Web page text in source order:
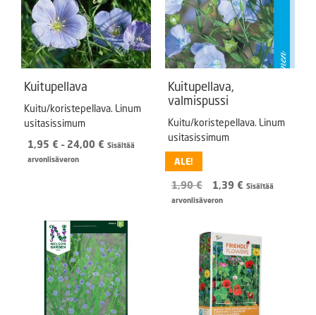
Kuitupellava
Kuitu/koristepellava. Linum
usitasissimum
1,95 € – 24,00 € Hintaluokka:
Sisältää
arvonlisäveron
Kuitupellava,
valmispussi
Kuitu/koristepellava. Linum
usitasissimum
ALE!
1,90€
Alkuperäinen
hinta
1,39 € Nykyinen
Sisältää
arvonlisäveron